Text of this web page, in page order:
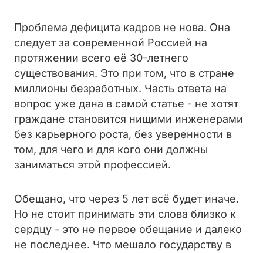
Проблема дефицита кадров не нова. Она
следует за современной Россией на
протяжении всего её 30-летнего
существования. Это при том, что в стране
миллионы безработных. Часть ответа на
вопрос уже дана в самой статье - не хотят
граждане становится нищими инженерами
без карьерного роста, без уверенности в
том, для чего и для кого они должны
заниматься этой профессией.
Обещано, что через 5 лет всё будет иначе.
Но не стоит принимать эти слова близко к
сердцу - это не первое обещание и далеко
не последнее. Что мешало государству в